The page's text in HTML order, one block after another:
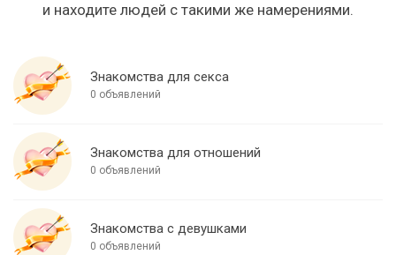
и находите людей с такими же намерениями.
Знакомства для секса
0 объявлений
Знакомства для отношений
0 объявлений
Знакомства с девушками
0 объявлений